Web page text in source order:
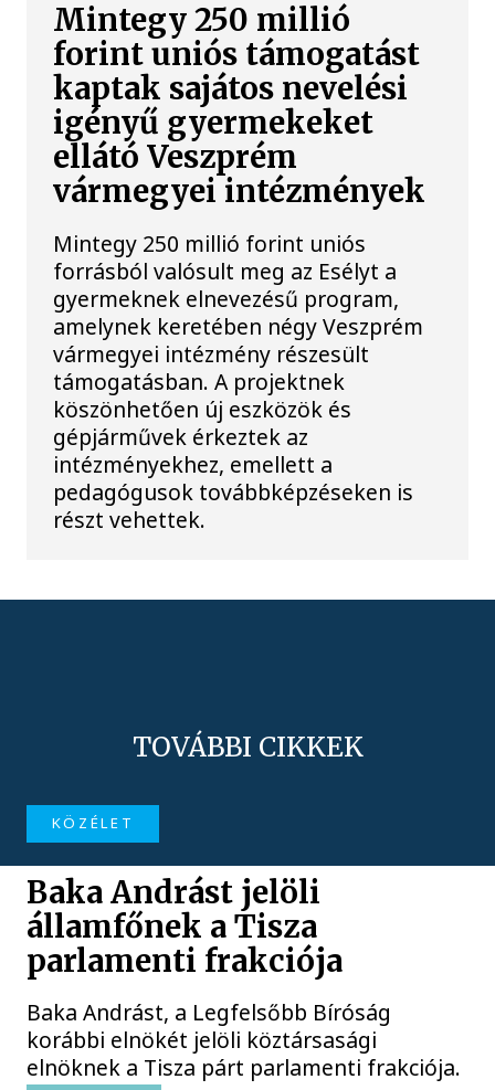
Mintegy 250 millió
forint uniós támogatást
kaptak sajátos nevelési
igényű gyermekeket
ellátó Veszprém
vármegyei intézmények
Mintegy 250 millió forint uniós
forrásból valósult meg az Esélyt a
gyermeknek elnevezésű program,
amelynek keretében négy Veszprém
vármegyei intézmény részesült
támogatásban. A projektnek
köszönhetően új eszközök és
gépjárművek érkeztek az
intézményekhez, emellett a
pedagógusok továbbképzéseken is
részt vehettek.
TOVÁBBI CIKKEK
KÖZÉLET
Baka Andrást jelöli
államfőnek a Tisza
parlamenti frakciója
Baka Andrást, a Legfelsőbb Bíróság
korábbi elnökét jelöli köztársasági
elnöknek a Tisza párt parlamenti frakciója.